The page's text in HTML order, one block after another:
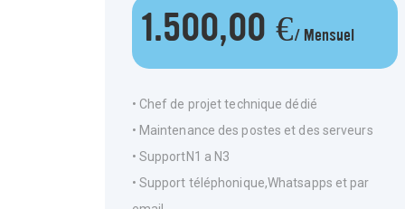
1.500,00 €/ Mensuel
• Chef de projet technique dédié
• Maintenance des postes et des serveurs
• SupportN1 a N3
• Support téléphonique,Whatsapps et par